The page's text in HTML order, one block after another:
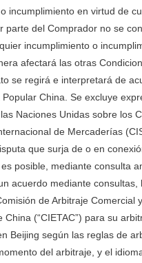
incumplimiento en virtud de
parte del Comprador no se
incumplimiento o
afectará las otras
se regirá e interpretará de
China. Se excluye
Naciones Unidas sobre los
de Mercaderías
que surja de o en
posible, mediante consulta
acuerdo mediante consultas,
de Arbitraje Comercial
China (“CIETAC”) para su
Beijing según las reglas de
del arbitraje, y el